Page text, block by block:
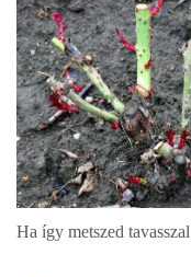
Ha így metszed